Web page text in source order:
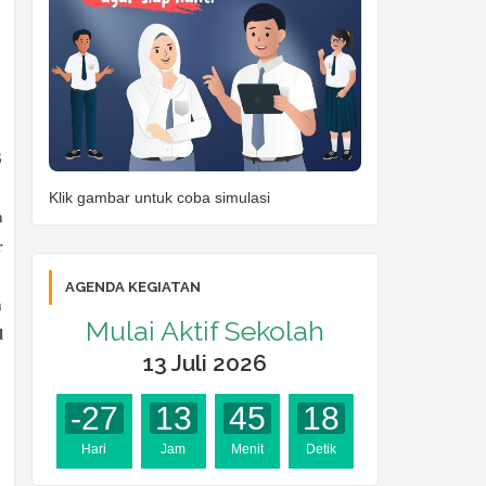
Klik gambar untuk coba simulasi
AGENDA KEGIATAN
Mulai Aktif Sekolah
13 Juli 2026
-27
Hari
13
Jam
45
Menit
18
Detik